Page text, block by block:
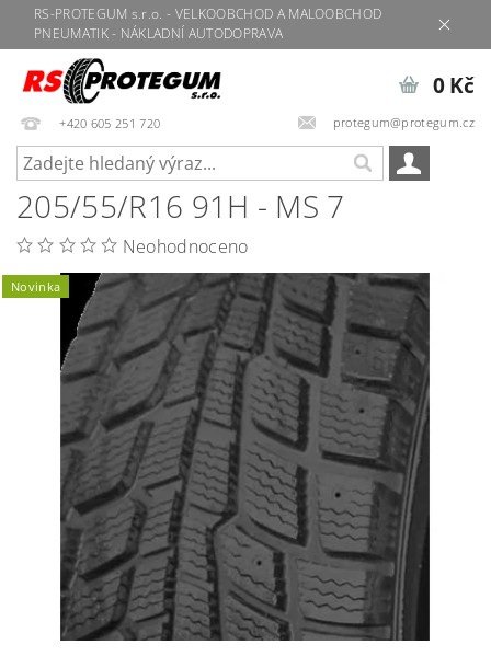
RS-PROTEGUM s.r.o. - VELKOOBCHOD A MALOOBCHOD
PNEUMATIK - NÁKLADNÍ AUTODOPRAVA
+420 605 251 720 protegum@protegum.cz
0 Kč
205/55/R16 91H - MS 7
Neohodnoceno
Novinka